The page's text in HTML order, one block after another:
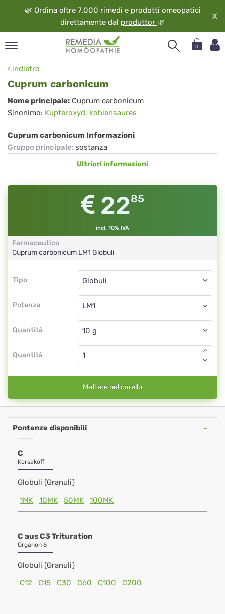
🌿 Ordina oltre 7.000 rimedi e prodotti omeopatici
direttamente dal produttor 🌿
X
0
indietro
Cuprum carbonicum
Cuprum
carbonicum
Nome principale: Cuprum carbonicum
Sinonimo: Kupferoxyd, kohlensaures
Cuprum carbonicum Informazioni
Gruppo principale: sostanza
Ultriori informazioni
2285
incl. 10% IVA
Farmaceutico
Cuprum carbonicum LM1 Globuli
Tipo
Tipo
Potenza
Globuli
LM1
Quantità
Globuli
Quantità
Mettere nel carello
Pontenze disponibili
C
Korsakoff
Globuli (Granuli)
1MK
10MK 50MK 100MK
C aus C3 Trituration
Organon 6
Globuli (Granuli)
C12
C15 C30 C60 C100 C200